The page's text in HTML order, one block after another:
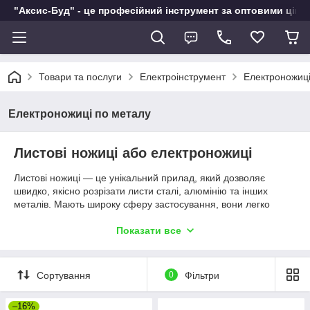
"Аксис-Буд" - це професійний інструмент за оптовими
Товари та послуги Електроінструмент
Електроножиці по металу
Листові ножиці або електроножиці
Листові ножиці ― це унікальний прилад, який дозволяє
швидко, якісно розрізати листи сталі, алюмінію та інших
металів. Мають широку сферу застосування, вони легко
до покрівлі будинку металочерепицею. Основне гідність
листи, так і товсті, не деформуючи їх країв. Під час роботи
оператор буде мати відмінне поле зору завдяки компактним і
вузьким розмірами. Вам не доведеться вручну регулювати
ножі, для того, щоб привести електроножиці у готовність, його
Показати все
Сортування 0 Фільтри
–16%